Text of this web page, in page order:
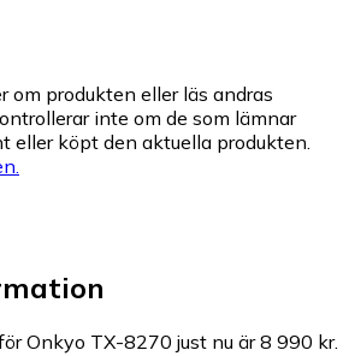
om produkten eller läs andras
inte om de som lämnar
eller köpt den aktuella produkten.
Onkyo TX-8270 just nu är 8 990 kr.